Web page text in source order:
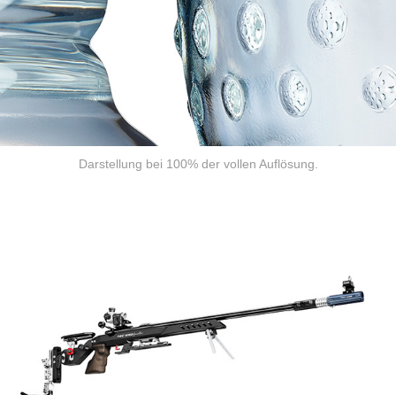
Darstellung bei 100% der vollen Auflösung.